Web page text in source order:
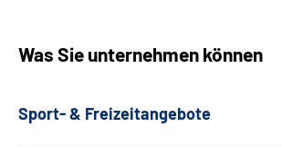
Was Sie unternehmen können
Sport- & Freizeitangebote